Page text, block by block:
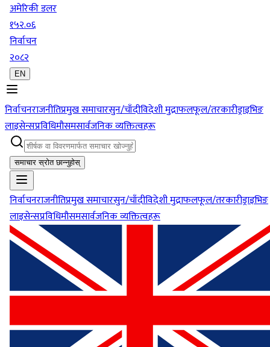
अमेरिकी डलर
१५२.०६
निर्वाचन
२०८२
EN
निर्वाचनराजनीतिप्रमुख समाचारसुन/चाँदीविदेशी मुद्राफलफूल/तरकारीड्राइभिङ
लाइसेन्सप्रविधिमौसमसार्वजनिक व्यक्तित्वहरू
समाचार स्रोत छान्नुहोस्
निर्वाचनराजनीतिप्रमुख समाचारसुन/चाँदीविदेशी मुद्राफलफूल/तरकारीड्राइभिङ
लाइसेन्सप्रविधिमौसमसार्वजनिक व्यक्तित्वहरू